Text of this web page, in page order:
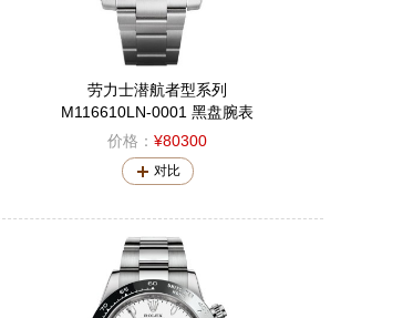
劳力士潜航者型系列
M116610LN-0001 黑盘腕表
价格： ¥80300
对比